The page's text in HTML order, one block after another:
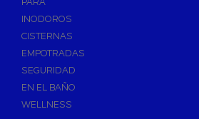
Calderines
Herramientas y Vestuario
Adhesivos Instantaneos
Selladores y Masillas
INODOROS
CISTERNAS
EMPOTRADAS
SEGURIDAD
EN EL BAÑO
WELLNESS